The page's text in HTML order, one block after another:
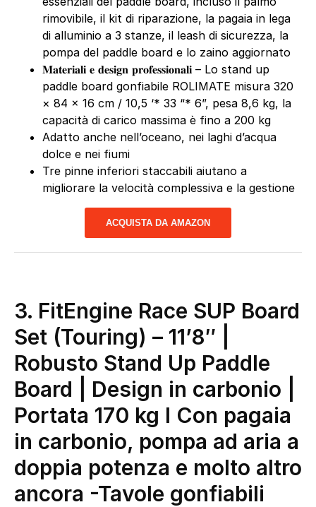
rimovibile, il kit di riparazione, la pagaia in lega
di alluminio a 3 stanze, il leash di sicurezza, la
pompa del paddle board e lo zaino aggiornato
𝐌𝐚𝐭𝐞𝐫𝐢𝐚𝐥𝐢 𝐞 𝐝𝐞𝐬𝐢𝐠𝐧 𝐩𝐫𝐨𝐟𝐞𝐬𝐬𝐢𝐨𝐧𝐚𝐥𝐢 – Lo stand up
paddle board gonfiabile ROLIMATE misura 320
× 84 × 16 cm / 10,5 ‘* 33 “* 6”, pesa 8,6 kg, la
capacità di carico massima è fino a 200 kg
Adatto anche nell’oceano, nei laghi d’acqua
dolce e nei fiumi
Tre pinne inferiori staccabili aiutano a
migliorare la velocità complessiva e la gestione
ACQUISTA DA AMAZON
3. FitEngine Race SUP Board
Set (Touring) – 11’8″ |
Robusto Stand Up Paddle
Board | Design in carbonio |
Portata 170 kg I Con pagaia
in carbonio, pompa ad aria a
doppia potenza e molto altro
ancora -Tavole gonfiabili